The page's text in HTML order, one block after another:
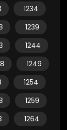
1234
1239
1244
1249
1254
1259
1264